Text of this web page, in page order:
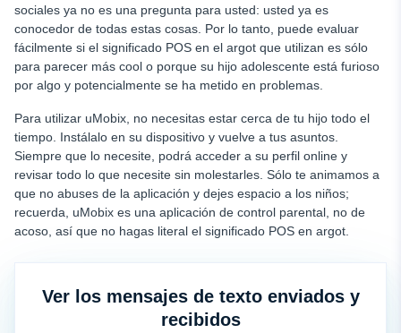
sociales ya no es una pregunta para usted: usted ya es
conocedor de todas estas cosas. Por lo tanto, puede evaluar
fácilmente si el significado POS en el argot que utilizan es sólo
para parecer más cool o porque su hijo adolescente está furioso
por algo y potencialmente se ha metido en problemas.
Para utilizar uMobix, no necesitas estar cerca de tu hijo todo el
tiempo. Instálalo en su dispositivo y vuelve a tus asuntos.
Siempre que lo necesite, podrá acceder a su perfil online y
revisar todo lo que necesite sin molestarles. Sólo te animamos a
que no abuses de la aplicación y dejes espacio a los niños;
recuerda, uMobix es una aplicación de control parental, no de
acoso, así que no hagas literal el significado POS en argot.
Ver los mensajes de texto enviados y
recibidos